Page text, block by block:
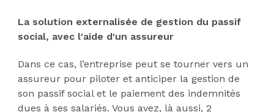
La solution externalisée de gestion du passif
social, avec l'aide d'un assureur
Dans ce cas, l’entreprise peut se tourner vers un
assureur pour piloter et anticiper la gestion de
son passif social et le paiement des indemnités
dues à ses salariés. Vous avez, là aussi, 2